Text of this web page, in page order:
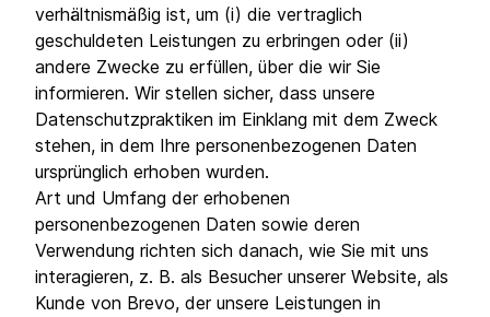
verhältnismäßig ist, um (i) die vertraglich
geschuldeten Leistungen zu erbringen oder (ii)
andere Zwecke zu erfüllen, über die wir Sie
informieren. Wir stellen sicher, dass unsere
Datenschutzpraktiken im Einklang mit dem Zweck
stehen, in dem Ihre personenbezogenen Daten
ursprünglich erhoben wurden.
Art und Umfang der erhobenen
personenbezogenen Daten sowie deren
Verwendung richten sich danach, wie Sie mit uns
interagieren, z. B. als Besucher unserer Website, als
Kunde von Brevo, der unsere Leistungen in